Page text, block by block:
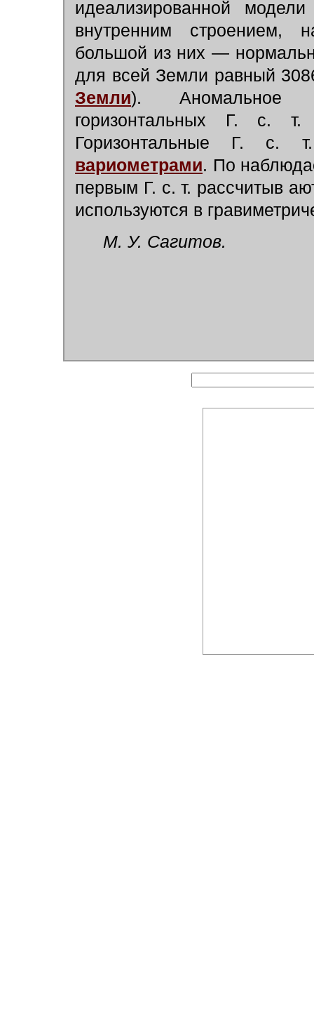
идеализированной
внутренним строением,
большой из них —
для всей Земли равный
Земли). Аномальное
горизонтальных Г. с.
Горизонтальные Г. с.
вариометрами. По
первым Г. с. т. рассчитыв
используются в
М. У. Сагитов.